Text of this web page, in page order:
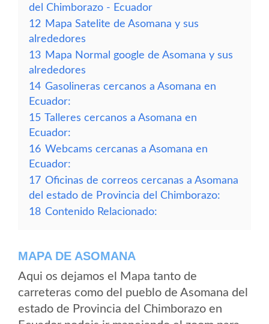
del Chimborazo - Ecuador
12 Mapa Satelite de Asomana y sus
alrededores
13 Mapa Normal google de Asomana y sus
alrededores
14 Gasolineras cercanos a Asomana en
Ecuador:
15 Talleres cercanos a Asomana en
Ecuador:
16 Webcams cercanas a Asomana en
Ecuador:
17 Oficinas de correos cercanas a Asomana
del estado de Provincia del Chimborazo:
18 Contenido Relacionado:
MAPA DE ASOMANA
Aqui os dejamos el Mapa tanto de
carreteras como del pueblo de Asomana del
estado de Provincia del Chimborazo en